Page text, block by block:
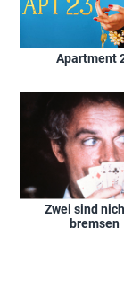
Apartment
Zwei sind
bremsen